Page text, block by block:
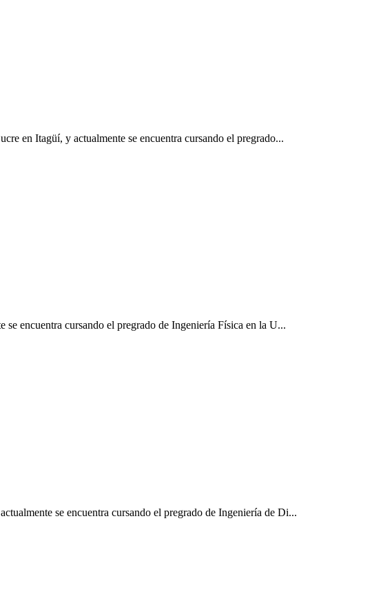
en Itagüí, y actualmente se encuentra cursando el pregrado...
se encuentra cursando el pregrado de Ingeniería Física en la U...
se encuentra cursando el pregrado de Ingeniería de Di...